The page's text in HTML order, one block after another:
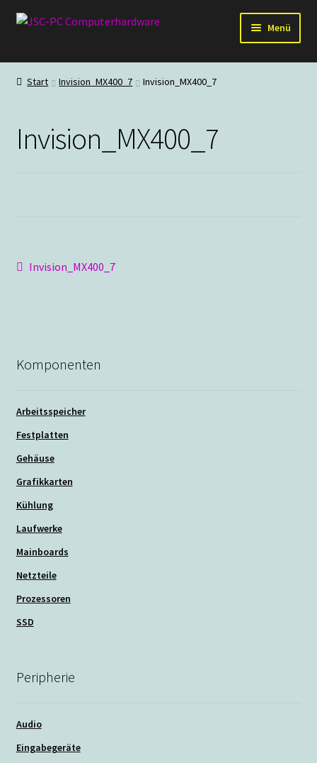
Zur
Zum
Menü
Hardware
Staubschutz
Start Invision_MX400_7 Invision_MX400_7
Invision_MX400_7
Beitragsnavigation
Vorheriger
Invision_MX400_7
Komponenten
Arbeitsspeicher
Festplatten
Gehäuse
Grafikkarten
Kühlung
Laufwerke
Mainboards
Netzteile
Prozessoren
SSD
Peripherie
Audio
Eingabegeräte